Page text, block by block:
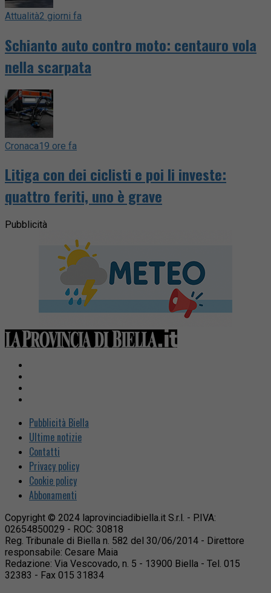
Attualità2 giorni fa
Schianto auto contro moto: centauro vola
nella scarpata
Cronaca19 ore fa
Litiga con dei ciclisti e poi li investe:
quattro feriti, uno è grave
Pubblicità
Pubblicità Biella
Ultime notizie
Contatti
Privacy policy
Cookie policy
Abbonamenti
Copyright © 2024 laprovinciadibiella.it S.r.l. - P.IVA:
02654850029 - ROC: 30818
Reg. Tribunale di Biella n. 582 del 30/06/2014 - Direttore
responsabile: Cesare Maia
Redazione: Via Vescovado, n. 5 - 13900 Biella - Tel. 015
32383 - Fax 015 31834